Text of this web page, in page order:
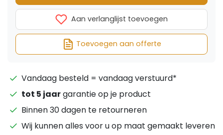
Aan verlanglijst toevoegen
Toevoegen aan offerte
Vandaag besteld = vandaag verstuurd*
tot 5 jaargarantie op je product
Binnen 30 dagen te retourneren
Wij kunnen alles voor u op maat gemaakt leveren